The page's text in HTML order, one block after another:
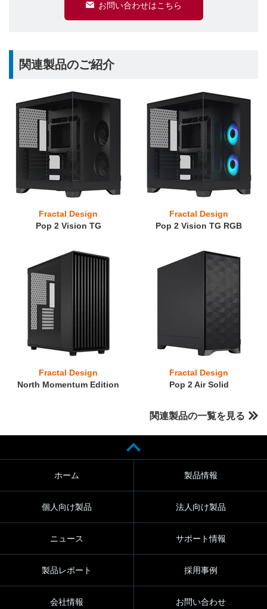
お問い合わせはこちら
関連製品のご紹介
Fractal Design
Pop 2 Vision TG
Fractal Design
Pop 2 Vision TG RGB
Fractal Design
North Momentum Edition
Fractal Design
Pop 2 Air Solid
関連製品の一覧を見る
ホーム 製品情報
個人向け製品 法人向け製品
ニュース サポート情報
製品レポート 採用事例
会社情報 お問い合わせ